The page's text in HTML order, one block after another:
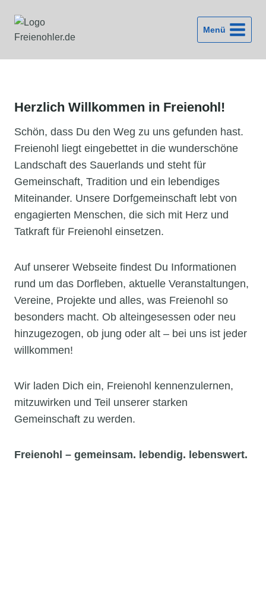
Inhalt
springen
Menü
Herzlich Willkommen in Freienohl!
Schön, dass Du den Weg zu uns gefunden hast.
Freienohl liegt eingebettet in die wunderschöne
Landschaft des Sauerlands und steht für
Gemeinschaft, Tradition und ein lebendiges
Miteinander. Unsere Dorfgemeinschaft lebt von
engagierten Menschen, die sich mit Herz und
Tatkraft für Freienohl einsetzen.
Auf unserer Webseite findest Du Informationen
rund um das Dorfleben, aktuelle Veranstaltungen,
Vereine, Projekte und alles, was Freienohl so
besonders macht. Ob alteingesessen oder neu
hinzugezogen, ob jung oder alt – bei uns ist jeder
willkommen!
Wir laden Dich ein, Freienohl kennenzulernen,
mitzuwirken und Teil unserer starken
Gemeinschaft zu werden.
Freienohl – gemeinsam. lebendig. lebenswert.